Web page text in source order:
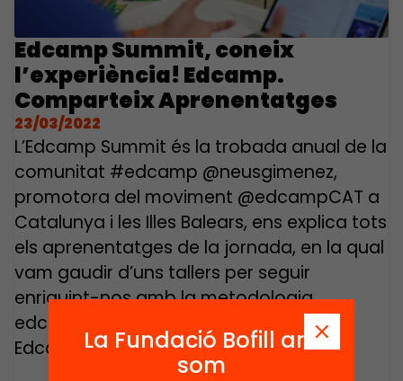
Edcamp Summit, coneix
l’experiència! Edcamp.
Comparteix Aprenentatges
23/03/2022
L’Edcamp Summit és la trobada anual de la
comunitat #edcamp @neusgimenez,
promotora del moviment @edcampCAT a
Catalunya i les Illes Balears, ens explica tots
els aprenentatges de la jornada, en la qual
vam gaudir d’uns tallers per seguir
enriquint-nos amb la metodologia
edcamp; i, a més, vam experimentar un
Edcamp Repte, un nou format […]
La Fundació Bofill ara
som